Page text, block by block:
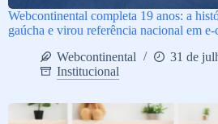
Webcontinental completa 19 anos: a
gaúcha e virou referência nacional em e-
Webcontinental
31 de
Institucional